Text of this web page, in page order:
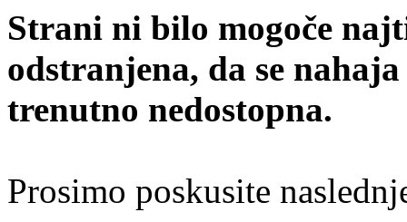
Strani ni bilo mogoče
odstranjena, da se
trenutno nedostopna.
Prosimo poskusite